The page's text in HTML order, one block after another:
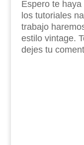
Espero te
los tutoriales
trabajo
estilo vintage.
dejes tu